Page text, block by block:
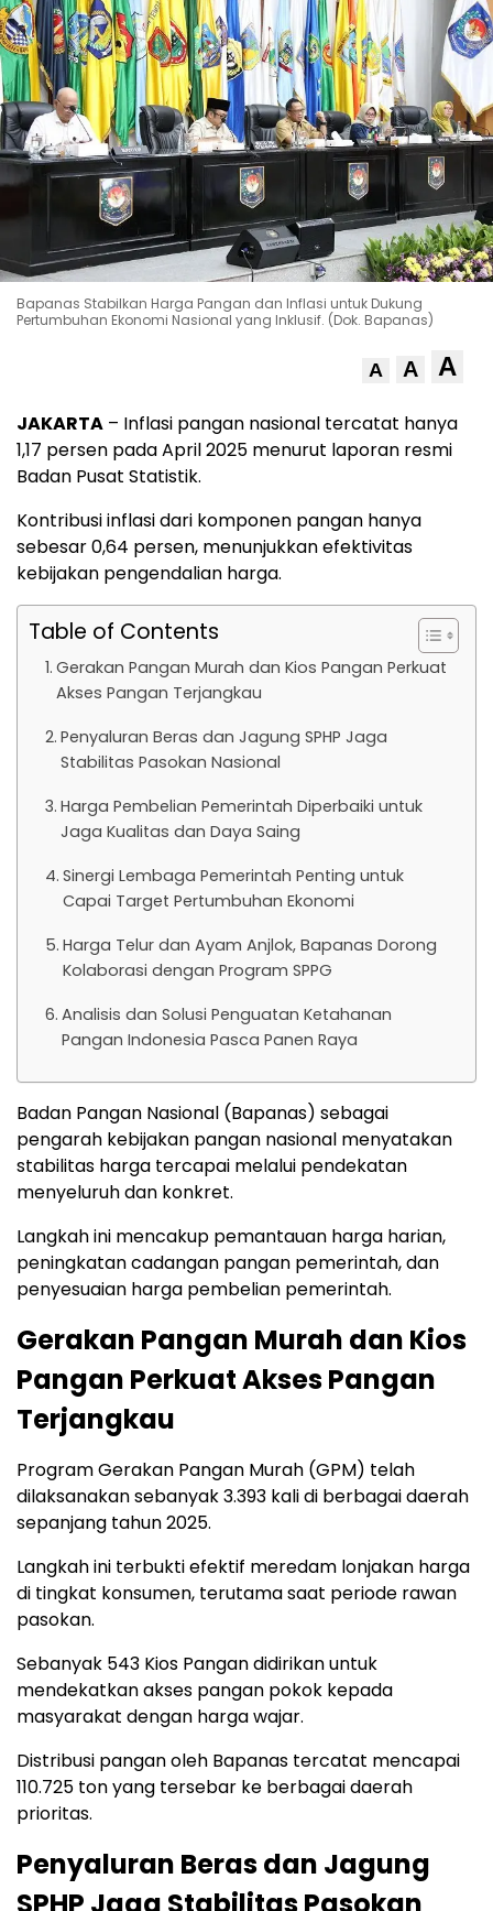
Bapanas Stabilkan Harga Pangan dan Inflasi untuk Dukung
Pertumbuhan Ekonomi Nasional yang Inklusif. (Dok. Bapanas)
A A A
JAKARTA – Inflasi pangan nasional tercatat hanya
1,17 persen pada April 2025 menurut laporan resmi
Badan Pusat Statistik.
Kontribusi inflasi dari komponen pangan hanya
sebesar 0,64 persen, menunjukkan efektivitas
kebijakan pengendalian harga.
Table of Contents
Gerakan Pangan Murah dan Kios Pangan Perkuat
Akses Pangan Terjangkau
Penyaluran Beras dan Jagung SPHP Jaga
Stabilitas Pasokan Nasional
Harga Pembelian Pemerintah Diperbaiki untuk
Jaga Kualitas dan Daya Saing
Sinergi Lembaga Pemerintah Penting untuk
Capai Target Pertumbuhan Ekonomi
Harga Telur dan Ayam Anjlok, Bapanas Dorong
Kolaborasi dengan Program SPPG
Analisis dan Solusi Penguatan Ketahanan
Pangan Indonesia Pasca Panen Raya
Badan Pangan Nasional (Bapanas) sebagai
pengarah kebijakan pangan nasional menyatakan
stabilitas harga tercapai melalui pendekatan
menyeluruh dan konkret.
Langkah ini mencakup pemantauan harga harian,
peningkatan cadangan pangan pemerintah, dan
penyesuaian harga pembelian pemerintah.
Gerakan Pangan Murah dan Kios
Pangan Perkuat Akses Pangan
Terjangkau
Program Gerakan Pangan Murah (GPM) telah
dilaksanakan sebanyak 3.393 kali di berbagai daerah
sepanjang tahun 2025.
Langkah ini terbukti efektif meredam lonjakan harga
di tingkat konsumen, terutama saat periode rawan
pasokan.
Sebanyak 543 Kios Pangan didirikan untuk
mendekatkan akses pangan pokok kepada
masyarakat dengan harga wajar.
Distribusi pangan oleh Bapanas tercatat mencapai
110.725 ton yang tersebar ke berbagai daerah
prioritas.
Penyaluran Beras dan Jagung
SPHP Jaga Stabilitas Pasokan